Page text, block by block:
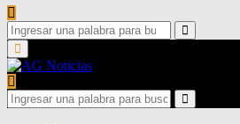
Search
for:
Search
Primary
Menu
Search
for:
Search